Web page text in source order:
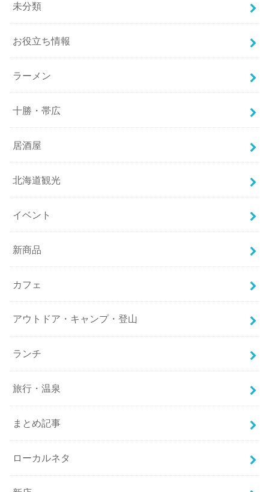
未分類
お役立ち情報
ラーメン
十勝・帯広
居酒屋
北海道観光
イベント
新商品
カフェ
アウトドア・キャンプ・登山
ランチ
旅行・温泉
まとめ記事
ローカルネタ